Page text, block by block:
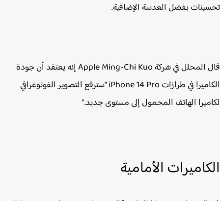
بفضل العدسة الإضافية.
قال المحلل في شركة Apple Ming-Chi Kuo إنه يعتقد أن جودة
الكاميرا في طرازات iPhone 14 Pro "سترفع التصوير الفوتوغرافي
الهاتف المحمول إلى مستوى جديد."
الأمامية